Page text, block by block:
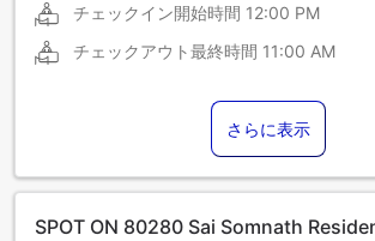
チェックイン開始時間 12:00 PM
チェックアウト最終時間 11:00 AM
さらに表示
SPOT ON 80280 Sai Somnath